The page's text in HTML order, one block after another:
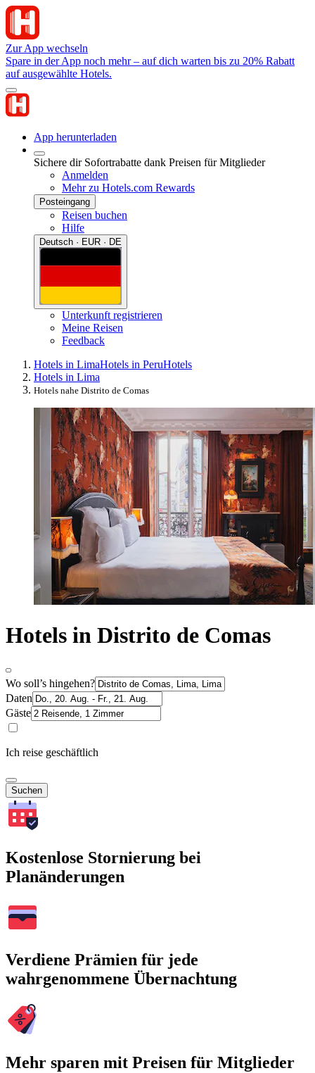
Zur App wechseln
Spare in der App noch mehr – auf dich warten bis zu 20% Rabatt
auf ausgewählte Hotels.
App herunterladen
Sichere dir Sofortrabatte dank Preisen für Mitglieder
Anmelden
Mehr zu Hotels.com Rewards
Posteingang
Reisen buchen
Hilfe
Deutsch · EUR · DE
Unterkunft registrieren
Meine Reisen
Feedback
Hotels in LimaHotels in PeruHotels
Hotels in Lima
Hotels nahe Distrito de Comas
Hotels in Distrito de Comas
Wo soll’s hingehen?
Daten
Gäste
Ich reise geschäftlich
Suchen
Kostenlose Stornierung bei
Planänderungen
Verdiene Prämien für jede
wahrgenommene Übernachtung
Mehr sparen mit Preisen für Mitglieder